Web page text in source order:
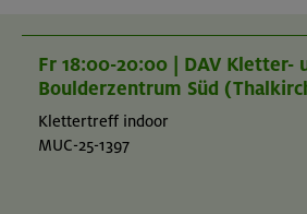
Fr 18:00-20:00 | DAV Kletter-
Boulderzentrum Süd
Klettertreff indoor
MUC-25-1397